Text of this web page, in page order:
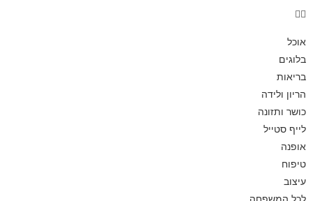
אוכל
בלוגים
בריאות
הריון ולידה
כושר ותזונה
לייף סטייל
אופנה
טיפוח
עיצוב